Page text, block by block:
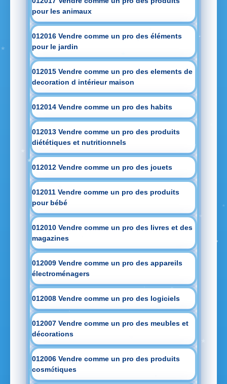
pour les animaux
012016 Vendre comme un pro des éléments
pour le jardin
012015 Vendre comme un pro des elements de
decoration d intérieur maison
012014 Vendre comme un pro des habits
012013 Vendre comme un pro des produits
diététiques et nutritionnels
012012 Vendre comme un pro des jouets
012011 Vendre comme un pro des produits
pour bébé
012010 Vendre comme un pro des livres et des
magazines
012009 Vendre comme un pro des appareils
électroménagers
012008 Vendre comme un pro des logiciels
012007 Vendre comme un pro des meubles et
décorations
012006 Vendre comme un pro des produits
cosmétiques